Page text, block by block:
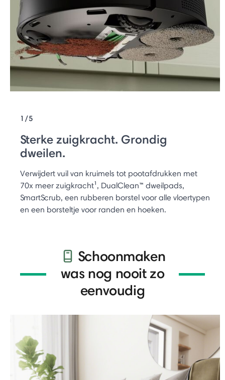
1/5
Sterke zuigkracht. Grondig
dweilen.
Verwijdert vuil van kruimels tot pootafdrukken met
70x meer zuigkracht¹, DualClean™ dweilpads,
SmartScrub, een rubberen borstel voor alle vloertypen
en een borsteltje voor randen en hoeken.
Schoonmaken
was nog nooit zo
eenvoudig